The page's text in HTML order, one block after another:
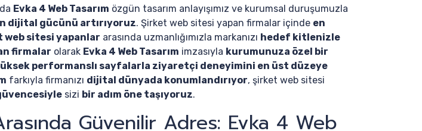
Evka 4 Web Tasarım özgün tasarım anlayışımız ve kurumsal duruşumuzla
dijital gücünü artırıyoruz. Şirket web sitesi yapan firmalar içinde en
web sitesi yapanlar arasında uzmanlığımızla markanızı hedef kitlenizle
firmalar olarak Evka 4 Web Tasarım imzasıyla kurumunuza özel bir
performanslı sayfalarla ziyaretçi deneyimini en üst düzeye
farkıyla firmanızı dijital dünyada konumlandırıyor, şirket web sitesi
sizi bir adım öne taşıyoruz.
Güvenilir Adres: Evka 4 Web